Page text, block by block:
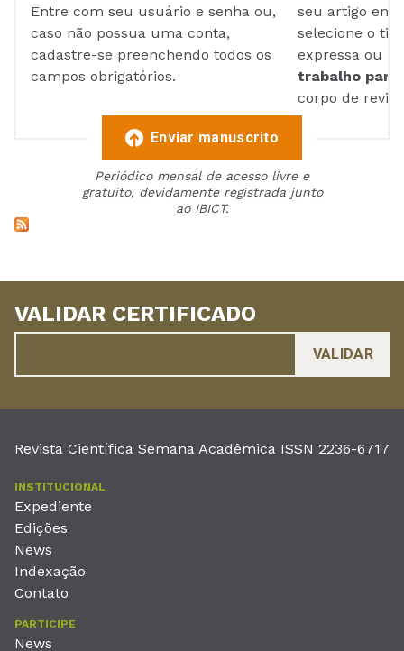
Entre com seu usuário e senha ou,
caso não possua uma conta,
cadastre-se preenchendo todos os
campos obrigatórios.
seu artigo em
selecione o
expressa ou
trabalho para
corpo de
Enviar manuscrito
Periódico mensal de acesso livre e
gratuito, devidamente registrada junto
ao IBICT.
VALIDAR CERTIFICADO
Revista Científica Semana Acadêmica ISSN 2236-6717
INSTITUCIONAL
Expediente
Edições
News
Indexação
Contato
PARTICIPE
News